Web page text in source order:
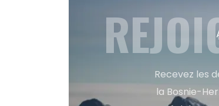
Recevez les
la Bosnie-